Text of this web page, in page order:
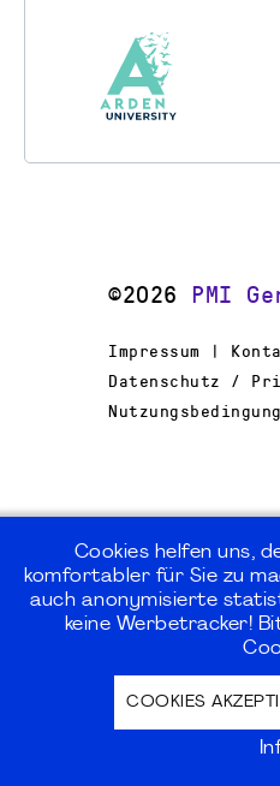
©2026 PMI
Impressum |
Datenschutz /
Cookies helfen uns,
komfortabler für Sie zu
auch anonymisierte
keine Werbetracker!
COOKIES